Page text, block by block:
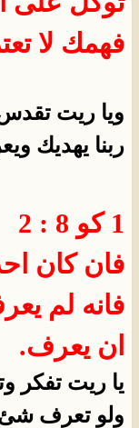
فهمك لا
ويا ريت تقدس
ربنا يهديك
1 كو 8 : 2
فان كان
فانه لم
ان يعرف.
يا ريت
ولو تعرف شئ